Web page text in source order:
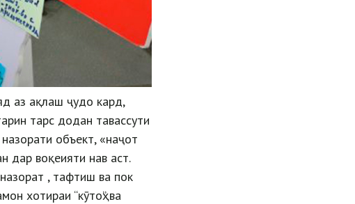
аз ақлаш ҷудо кард,
тарс додан тавассути
объект, «наҷот
дар воқеияти нав аст.
, тафтиш ва пок
хотираи “кӯтоҳ” ва